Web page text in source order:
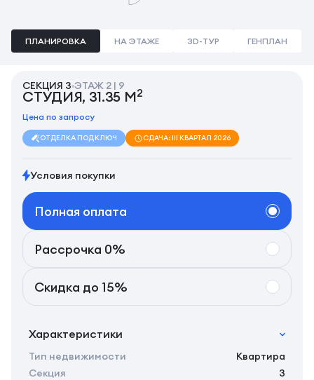
ПЛАНИРОВКА НА ЭТАЖЕ 3D-ТУР ГЕНПЛАН
СЕКЦИЯ 3 ЭТАЖ 2 | 9
СТУДИЯ, 31.35 М2
Цена по запросу
ОТДЕЛКА ПОД КЛЮЧ СДАЧА: III КВАРТАЛ 2026
Условия покупки
Полная оплата
Рассрочка 0%
Скидка до 15%
Характеристики
Тип недвижимости
Квартира
Секция
3